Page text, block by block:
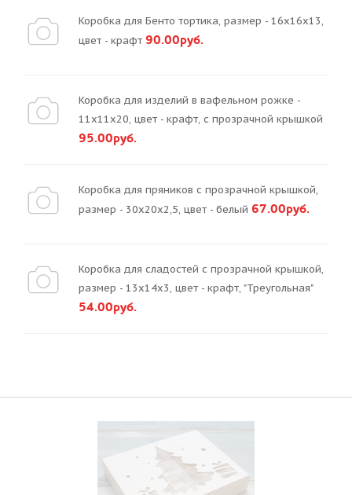
Коробка для Бенто тортика, размер - 16х16х13,
цвет - крафт 90.00руб.
Коробка для изделий в вафельном рожке -
11х11х20, цвет - крафт, с прозрачной крышкой
95.00руб.
Коробка для пряников с прозрачной крышкой,
размер - 30х20х2,5, цвет - белый 67.00руб.
Коробка для сладостей с прозрачной крышкой,
размер - 13х14х3, цвет - крафт, "Треугольная"
54.00руб.